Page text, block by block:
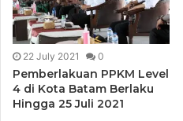
22 July 2021 0
Pemberlakuan PPKM Level
4 di Kota Batam Berlaku
Hingga 25 Juli 2021